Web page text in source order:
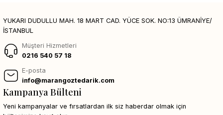
YUKARI DUDULLU MAH. 18 MART CAD. YÜCE SOK. NO:13 ÜMRANİYE/
İSTANBUL
Müşteri Hizmetleri
0216 540 57 18
E-posta
info@marangoztedarik.com
Kampanya Bülteni
Yeni kampanyalar ve fırsatlardan ilk siz haberdar olmak için